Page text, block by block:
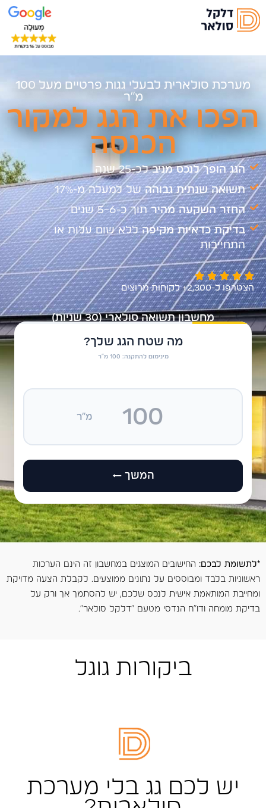
מערכת סולארית לבעלי גגות פרטיים מעל 100
מ"ר
הפכו את הגג למקור
הכנסה
הגג הופך לנכס מניבלכ-25 שנה
תשואה שנתית גבוההשל למעלה מ-17%
החזר השקעה מהירתוך כ-5-6 שנים
בדיקת כדאיות מקיפהללא שום עלות או
התחייבות
הצטרפו ל-2,300+ לקוחות מרוצים
מחשבון תשואה סולארי (30 שניות)
מה שטח הגג שלך?
מינימום להתקנה: 100 מ"ר
מ"ר
המשך ←
*לתשומת לבכם: החישובים המוצגים במחשבון זה הינם הערכות
ראשוניות בלבד ומבוססים על נתונים ממוצעים. לקבלת הצעה מדויקת
ומחייבת המותאמת אישית לנכס שלכם, יש להסתמך אך ורק על
בדיקת מומחה ודו"ח הנדסי מטעם "דלקל סולאר".
ביקורות גוגל
יש לכם גג בלי מערכת